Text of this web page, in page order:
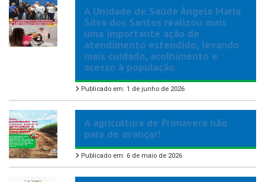
A Unidade de Saúde Ângela Maria
Silva dos Santos realizou mais
uma importante ação de
atendimento estendido, levando
mais cuidado, acolhimento e
acesso à população.
Publicado em: 1 de junho de 2026
A agricultura de Primavera não
para de avançar!
Publicado em: 6 de maio de 2026